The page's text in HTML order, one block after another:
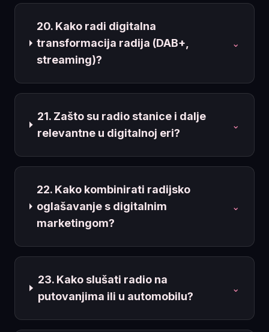
20. Kako radi digitalna
transformacija radija (DAB+,
streaming)?
⌄
21. Zašto su radio stanice i dalje
relevantne u digitalnoj eri?
⌄
22. Kako kombinirati radijsko
oglašavanje s digitalnim
marketingom?
⌄
23. Kako slušati radio na
putovanjima ili u automobilu?
⌄